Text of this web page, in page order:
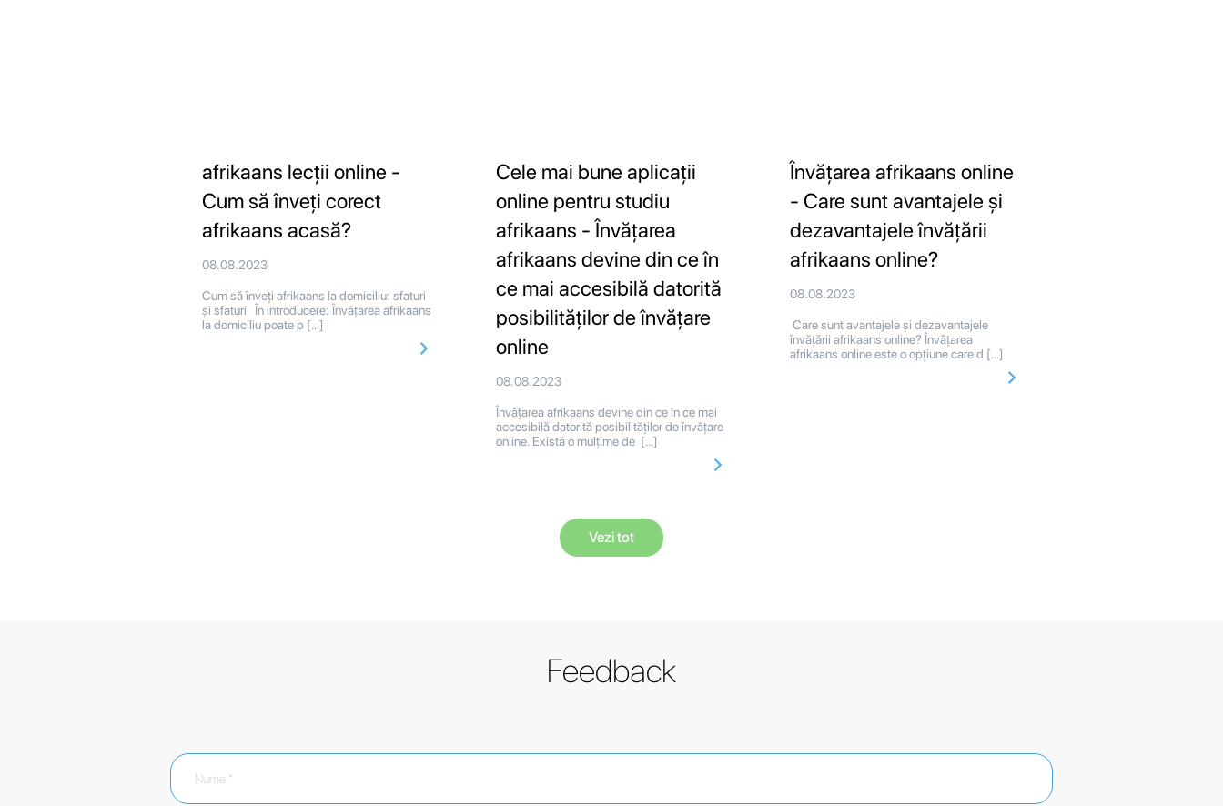
afrikaans lecții online -
Cum să înveți corect
afrikaans acasă?
08.08.2023
Cum să înveți afrikaans la domiciliu: sfaturi
și sfaturi În introducere: Învățarea afrikaans
la domiciliu poate p […]
Cele mai bune aplicații
online pentru studiu
afrikaans - Învățarea
afrikaans devine din ce în
ce mai accesibilă datorită
posibilităților de învățare
online
08.08.2023
Învățarea afrikaans devine din ce în ce mai
accesibilă datorită posibilităților de învățare
online. Există o mulțime de […]
Învățarea afrikaans online
- Care sunt avantajele și
dezavantajele învățării
afrikaans online?
08.08.2023
Care sunt avantajele și dezavantajele
învățării afrikaans online? Învățarea
afrikaans online este o opțiune care d […]
Vezi tot
Feedback